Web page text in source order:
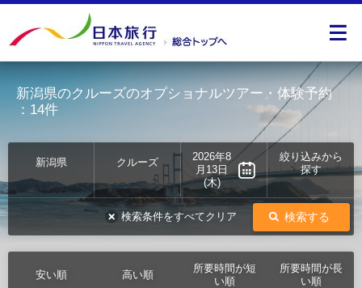
新潟県のクルーズのオプショナルツアー・体験予約
：14件
新潟県 クルーズ
2026年8
月13日
(木)
絞り込みから
探す
検索する
検索条件をすべてクリア
安い順 高い順
所要時間が短
い順
所要時間が長
い順